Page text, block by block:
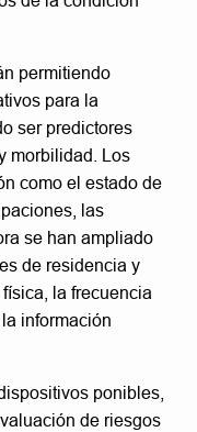
permitiendo
para la
ser predictores
morbilidad. Los
como el estado de
las
se han ampliado
de residencia y
la frecuencia
información
ponibles,
de riesgos